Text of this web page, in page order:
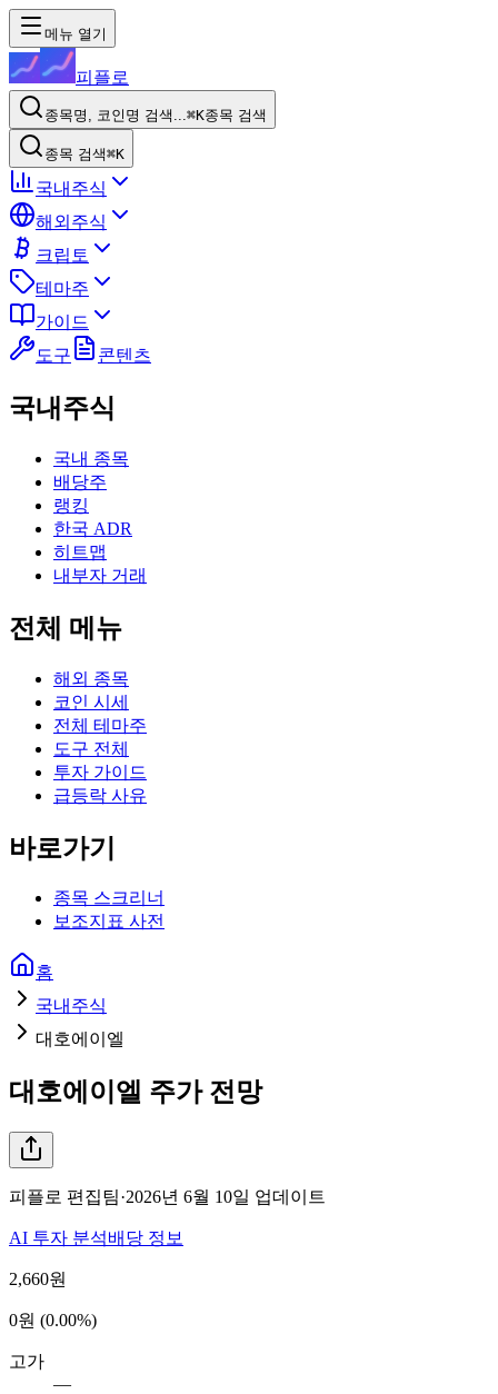
메뉴 열기
피플로
종목명, 코인명 검색...⌘K종목 검색
종목 검색⌘K
국내주식
해외주식
크립토
테마주
가이드
도구
콘텐츠
국내주식
국내 종목
배당주
랭킹
한국 ADR
히트맵
내부자 거래
전체 메뉴
해외 종목
코인 시세
전체 테마주
도구 전체
투자 가이드
급등락 사유
바로가기
종목 스크리너
보조지표 사전
홈
국내주식
대호에이엘
대호에이엘 주가 전망
피플로 편집팀·2026년 6월 10일 업데이트
AI 투자 분석배당 정보
2,660원
0원 (0.00%)
고가
—